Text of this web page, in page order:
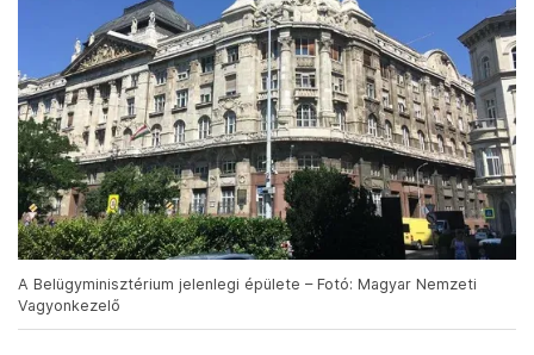
A Belügyminisztérium jelenlegi épülete – Fotó: Magyar Nemzeti
Vagyonkezelő